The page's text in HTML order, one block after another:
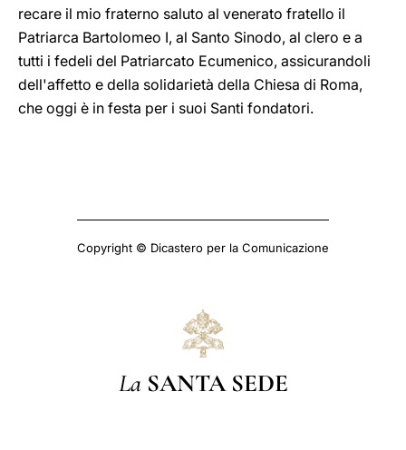
recare il mio fraterno saluto al venerato fratello il
Patriarca Bartolomeo I, al Santo Sinodo, al clero e a
tutti i fedeli del Patriarcato Ecumenico, assicurandoli
dell'affetto e della solidarietà della Chiesa di Roma,
che oggi è in festa per i suoi Santi fondatori.
Copyright © Dicastero per la Comunicazione
La SANTA SEDE